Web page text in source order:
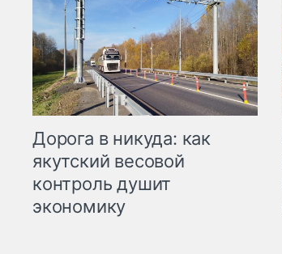
Дорога в никуда: как
якутский весовой
контроль душит
экономику